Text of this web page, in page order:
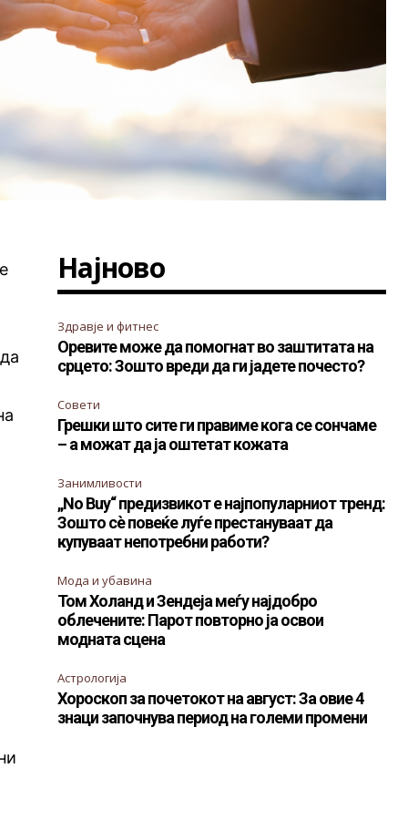
Најново
Здравје и фитнес
Оревите може да помогнат во заштитата на
срцето: Зошто вреди да ги јадете почесто?
Совети
Грешки што сите ги правиме кога се сончаме
– а можат да ја оштетат кожата
Занимливости
„No Buy“ предизвикот е најпопуларниот тренд:
Зошто сè повеќе луѓе престануваат да
купуваат непотребни работи?
Мода и убавина
Том Холанд и Зендеја меѓу најдобро
облечените: Парот повторно ја освои
модната сцена
Астрологија
Хороскоп за почетокот на август: За овие 4
знаци започнува период на големи промени